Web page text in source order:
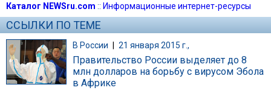
Каталог NEWSru.com :: Информационные интернет-ресурсы
ССЫЛКИ ПО ТЕМЕ
В России | 21 января 2015 г.,
Правительство России выделяет до 8
млн долларов на борьбу с вирусом Эбола
в Африке